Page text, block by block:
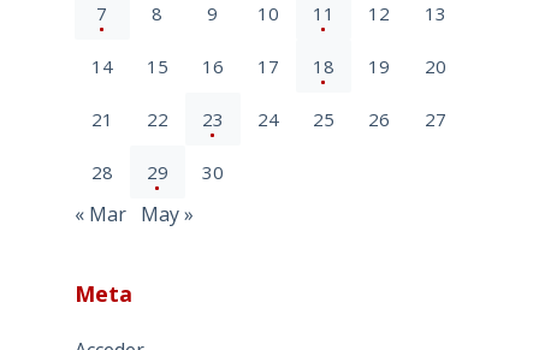
7 8 9 10 11 12 13
14 15 16 17 18 19 20
21 22 23 24 25 26 27
28 29 30
« Mar May »
Meta